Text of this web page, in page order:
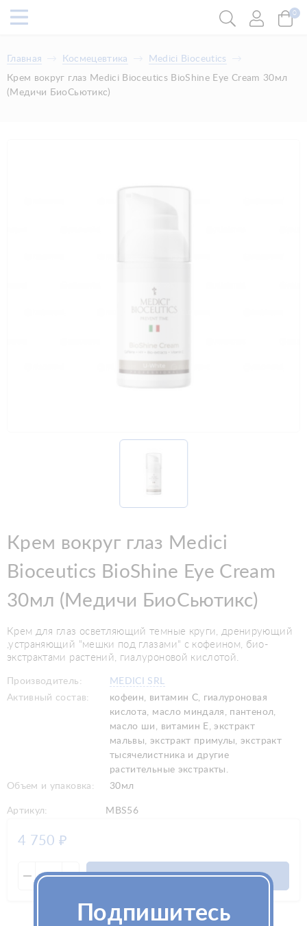
0
Главная Космецевтика
Medici Bioceutics
Крем вокруг глаз Medici Bioceutics BioShine Eye Cream 30мл
(Медичи БиоСьютикс)
Крем вокруг глаз Medici
Bioceutics BioShine Eye Cream
30мл (Медичи БиоСьютикс)
Крем для глаз осветляющий темные круги, дренирующий
,устраняющий "мешки под глазами" с кофеином, био-
экстрактами растений, гиалуроновой кислотой.
Производитель:
MEDICI SRL
Активный состав:
кофеин, витамин С, гиалуроновая
кислота, масло миндаля, пантенол,
масло ши, витамин Е, экстракт
мальвы, экстракт примулы, экстракт
тысячелистника и другие
растительные экстракты.
Объем и упаковка:
30мл
Артикул: MBS56
4 750₽
В корзину
Подпишитесь